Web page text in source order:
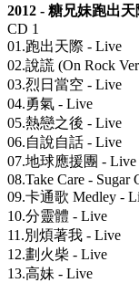
2012 - 糖兄妹跑出
CD 1
01.跑出天際 - Live
02.說謊 (On Rock
03.烈日當空 - Live
04.勇氣 - Live
05.熱戀之後 - Live
06.自說自話 - Live
07.地球應援團 - Live
08.Take Care - Sugar
09.卡通歌 Medley -
10.分靈體 - Live
11.別煩著我 - Live
12.劃火柴 - Live
13.高妹 - Live